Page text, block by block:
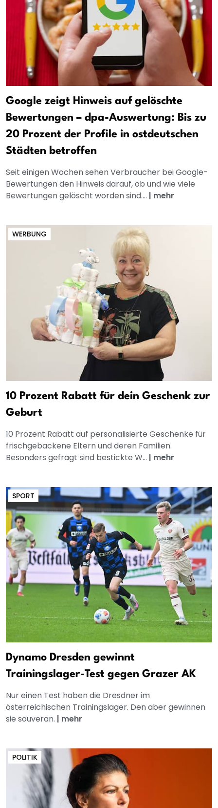
Google zeigt Hinweis auf gelöschte
Bewertungen – dpa-Auswertung: Bis zu
20 Prozent der Profile in ostdeutschen
Städten betroffen
Seit einigen Wochen sehen Verbraucher bei Google-
Bewertungen den Hinweis darauf, ob und wie viele
Bewertungen gelöscht worden sind.... | mehr
WERBUNG
10 Prozent Rabatt für dein Geschenk zur
Geburt
10 Prozent Rabatt auf personalisierte Geschenke für
frischgebackene Eltern und deren Familien.
Besonders gefragt sind bestickte W... | mehr
SPORT
Dynamo Dresden gewinnt
Trainingslager-Test gegen Grazer AK
Nur einen Test haben die Dresdner im
österreichischen Trainingslager. Den aber gewinnen
sie souverän. | mehr
POLITIK